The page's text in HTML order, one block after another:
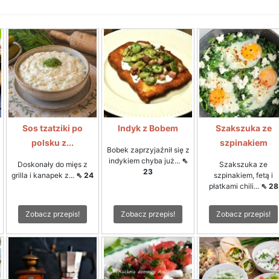
Sos tzatziki po
polsku z...
Doskonały do mięs z
grilla i kanapek z... ⇖ 24
Zobacz przepis!
Indyk z Bobem
Bobek zaprzyjaźnił się z
indykiem chyba już... ⇖
23
Zobacz przepis!
Szakszuka ze
szpinakiem
Szakszuka ze
szpinakiem, fetą i
płatkami chili... ⇖ 28
Zobacz przepis!